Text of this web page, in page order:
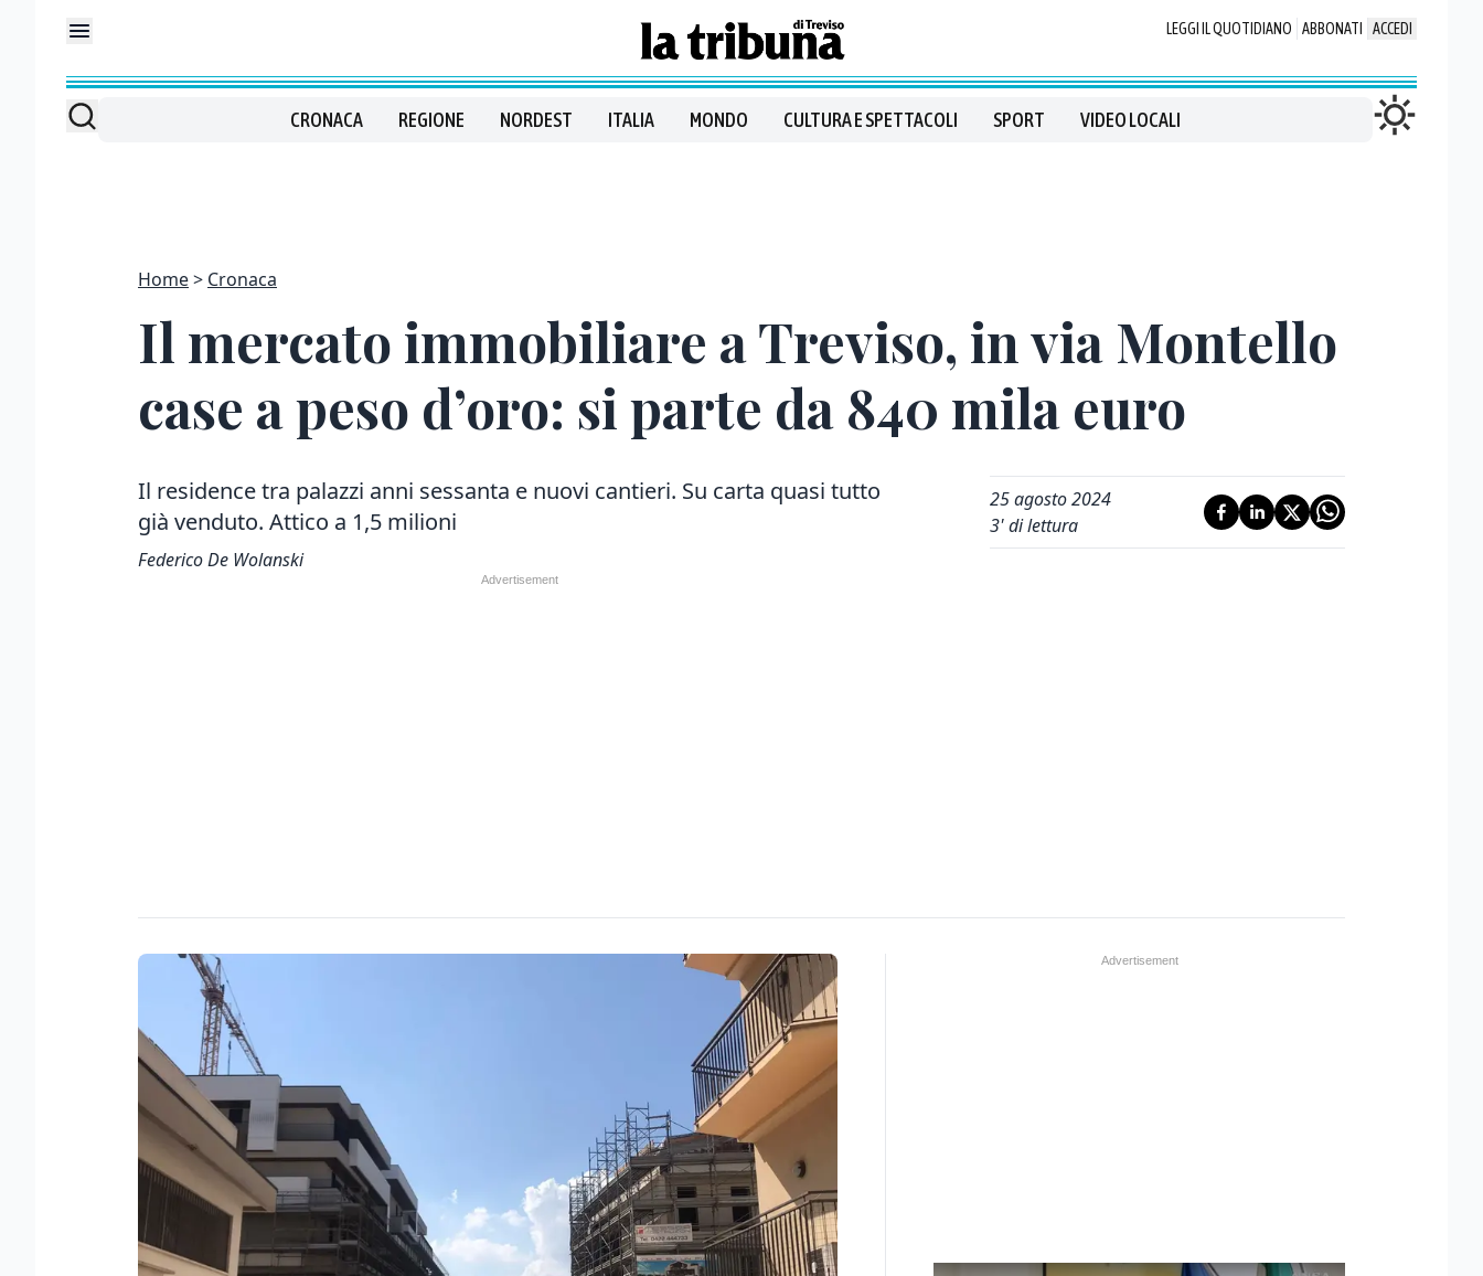
LEGGI IL QUOTIDIANO ABBONATI ACCEDI
CRONACA REGIONE NORDEST ITALIA MONDO CULTURA E SPETTACOLI SPORT VIDEO LOCALI
Home Cronaca
Il mercato immobiliare a Treviso, in via Montello
case a peso d’oro: si parte da 840 mila euro
Il residence tra palazzi anni sessanta e nuovi cantieri. Su carta quasi tutto
già venduto. Attico a 1,5 milioni
Federico De Wolanski
25 agosto 2024
3' di lettura